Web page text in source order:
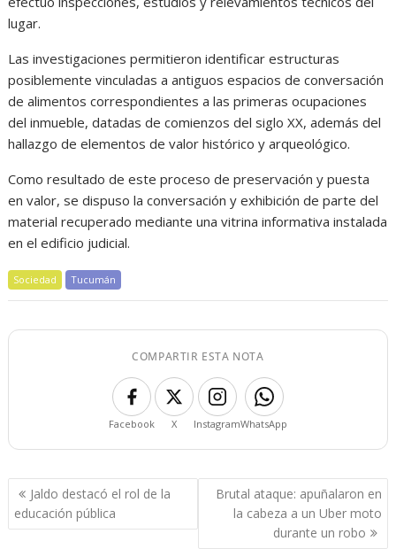
lugar.
Las investigaciones permitieron identificar estructuras
posiblemente vinculadas a antiguos espacios de conversación
de alimentos correspondientes a las primeras ocupaciones
del inmueble, datadas de comienzos del siglo XX, además del
hallazgo de elementos de valor histórico y arqueológico.
Como resultado de este proceso de preservación y puesta
en valor, se dispuso la conversación y exhibición de parte del
material recuperado mediante una vitrina informativa instalada
en el edificio judicial.
Sociedad Tucumán
COMPARTIR ESTA NOTA
Facebook X InstagramWhatsApp
Navegación
de
entradas
Jaldo destacó el rol de la
educación pública
Brutal ataque: apuñalaron en
la cabeza a un Uber moto
durante un robo